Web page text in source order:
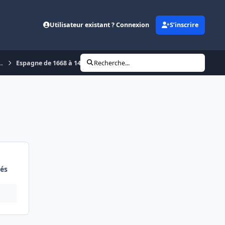
Utilisateur existant ? Connexion S’inscrire
Espagne de 1668 à 1435. On rétrécit les voies.
Recherche...